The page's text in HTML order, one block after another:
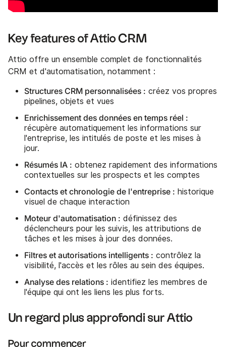
Key features of Attio CRM
Attio offre un ensemble complet de fonctionnalités
CRM et d'automatisation, notamment :
Structures CRM personnalisées : créez vos propres
pipelines, objets et vues
Enrichissement des données en temps réel :
récupère automatiquement les informations sur
l'entreprise, les intitulés de poste et les mises à
jour.
Résumés IA : obtenez rapidement des informations
contextuelles sur les prospects et les comptes
Contacts et chronologie de l'entreprise : historique
visuel de chaque interaction
Moteur d'automatisation : définissez des
déclencheurs pour les suivis, les attributions de
tâches et les mises à jour des données.
Filtres et autorisations intelligents : contrôlez la
visibilité, l'accès et les rôles au sein des équipes.
Analyse des relations : identifiez les membres de
l'équipe qui ont les liens les plus forts.
Un regard plus approfondi sur Attio
Pour commencer